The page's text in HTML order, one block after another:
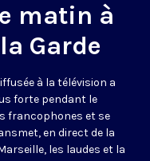
matin à
Garde
à la télévision a
forte pendant le
francophones et se
en direct de la
les laudes et la